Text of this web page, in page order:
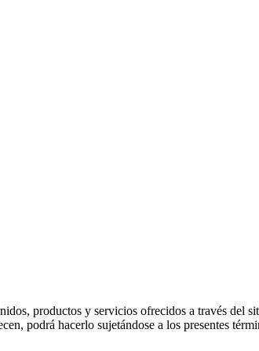
productos y servicios ofrecidos a través
podrá hacerlo sujetándose a los presentes